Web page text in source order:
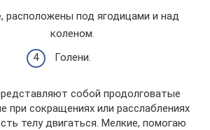
расположены под ягодицами и над
коленом.
Голени.
собой продолговатые
при сокращениях или расслаблениях
телу двигаться. Мелкие, помогаю